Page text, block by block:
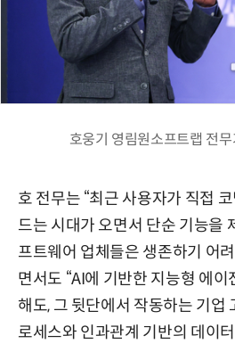
호웅기 영림원소프트랩 전
호 전무는 “최근 사용자가 직접
드는 시대가 오면서 단순 기능을
프트웨어 업체들은 생존하기 어
면서도 “AI에 기반한 지능형 에
해도, 그 뒷단에서 작동하는 기업
로세스와 인과관계 기반의 데이